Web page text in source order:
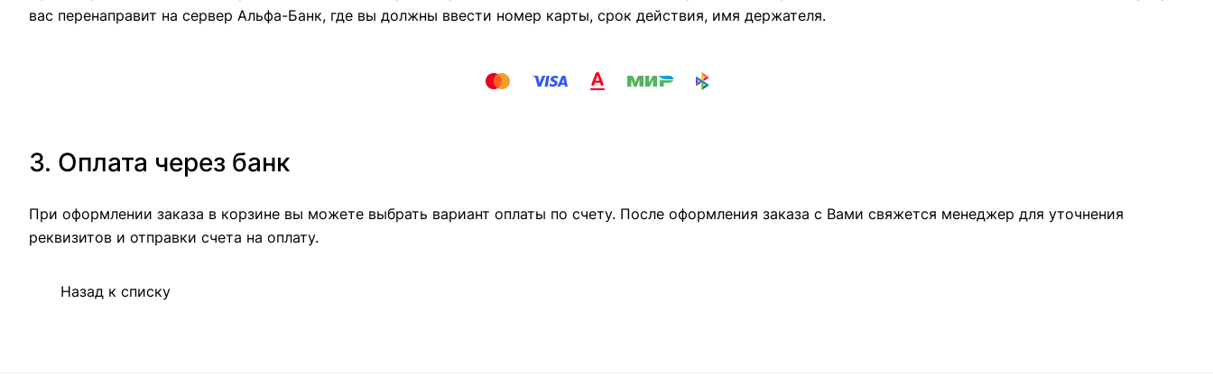
вас перенаправит на сервер Альфа-Банк, где вы должны ввести номер карты, срок действия, имя держателя.
3. Оплата через банк
При оформлении заказа в корзине вы можете выбрать вариант оплаты по счету. После оформления заказа с Вами свяжется менеджер для уточнения
реквизитов и отправки счета на оплату.
Назад к списку